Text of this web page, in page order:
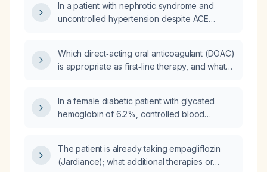
In a patient with nephrotic syndrome and
uncontrolled hypertension despite ACE
dosed, and monitored?
Which direct‑acting oral anticoagulant (DOAC)
is appropriate as first‑line therapy, and what
In a female diabetic patient with glycated
hemoglobin of 6.2%, controlled blood
what interventions could improve renal
function?
The patient is already taking empagliflozin
(Jardiance); what additional therapies or